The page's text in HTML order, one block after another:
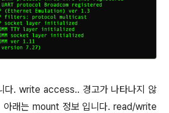
다. write access.. 경고가 나타나지 않
아래는 mount 정보 입니다. read/write